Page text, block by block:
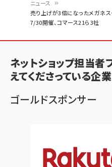
く
ず
ニュース
売り上げが3倍になったメガネ
7/30開催、コマース21ら3社
ネットショップ担当者
えてくださっている企
ゴールドスポンサー